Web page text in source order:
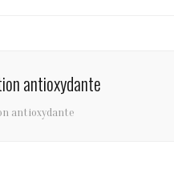
antioxydante
antioxydante